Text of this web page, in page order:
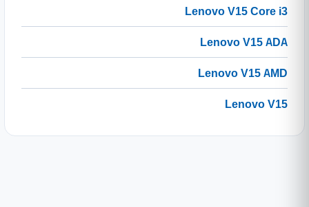
Lenovo V15 Core i3
Lenovo V15 ADA
Lenovo V15 AMD
Lenovo V15